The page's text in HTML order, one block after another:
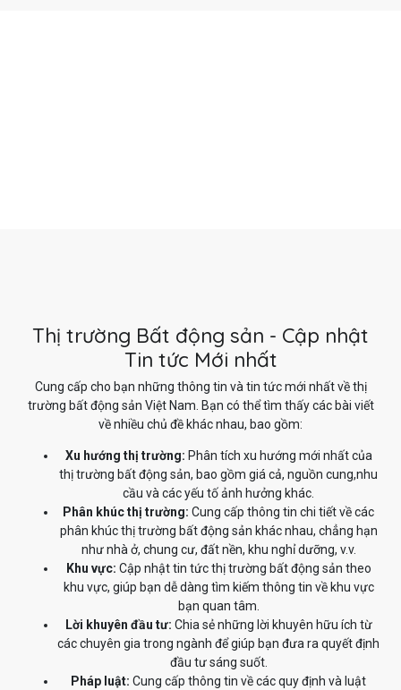
Thị trường Bất động sản - Cập nhật
Tin tức Mới nhất
Cung cấp cho bạn những thông tin và tin tức mới nhất về thị
trường bất động sản Việt Nam. Bạn có thể tìm thấy các bài viết
về nhiều chủ đề khác nhau, bao gồm:
Xu hướng thị trường: Phân tích xu hướng mới nhất của
thị trường bất động sản, bao gồm giá cả, nguồn cung,nhu
cầu và các yếu tố ảnh hưởng khác.
Phân khúc thị trường: Cung cấp thông tin chi tiết về các
phân khúc thị trường bất động sản khác nhau, chẳng hạn
như nhà ở, chung cư, đất nền, khu nghỉ dưỡng, v.v.
Khu vực: Cập nhật tin tức thị trường bất động sản theo
khu vực, giúp bạn dễ dàng tìm kiếm thông tin về khu vực
bạn quan tâm.
Lời khuyên đầu tư: Chia sẻ những lời khuyên hữu ích từ
các chuyên gia trong ngành để giúp bạn đưa ra quyết định
đầu tư sáng suốt.
Pháp luật: Cung cấp thông tin về các quy định và luật